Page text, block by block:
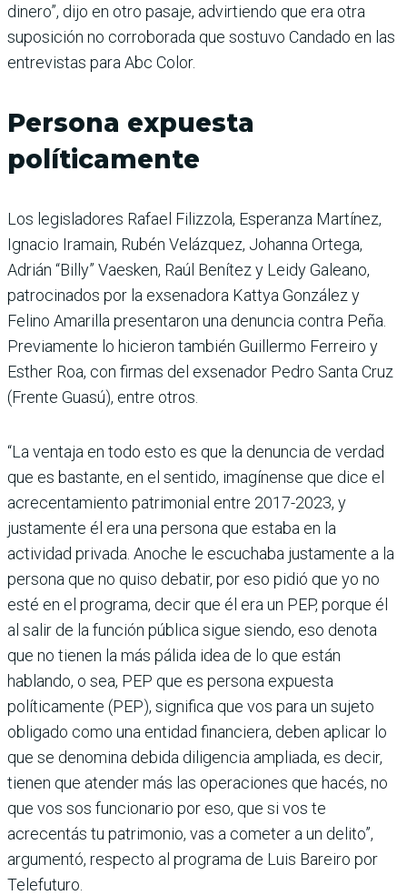
dinero”, dijo en otro pasaje, advirtiendo que era otra
suposición no corroborada que sostuvo Candado en las
entrevistas para Abc Color.
Persona expuesta
políticamente
Los legisladores Rafael Filizzola, Esperanza Martínez,
Ignacio Iramain, Rubén Velázquez, Johanna Ortega,
Adrián “Billy” Vaesken, Raúl Benítez y Leidy Galeano,
patrocinados por la exsenadora Kattya González y
Felino Amarilla presentaron una denuncia contra Peña.
Previamente lo hicieron también Guillermo Ferreiro y
Esther Roa, con firmas del exsenador Pedro Santa Cruz
(Frente Guasú), entre otros.
“La ventaja en todo esto es que la denuncia de verdad
que es bastante, en el sentido, imagínense que dice el
acrecentamiento patrimonial entre 2017-2023, y
justamente él era una persona que estaba en la
actividad privada. Anoche le escuchaba justamente a la
persona que no quiso debatir, por eso pidió que yo no
esté en el programa, decir que él era un PEP, porque él
al salir de la función pública sigue siendo, eso denota
que no tienen la más pálida idea de lo que están
hablando, o sea, PEP que es persona expuesta
políticamente (PEP), significa que vos para un sujeto
obligado como una entidad financiera, deben aplicar lo
que se denomina debida diligencia ampliada, es decir,
tienen que atender más las operaciones que hacés, no
que vos sos funcionario por eso, que si vos te
acrecentás tu patrimonio, vas a cometer a un delito”,
argumentó, respecto al programa de Luis Bareiro por
Telefuturo.